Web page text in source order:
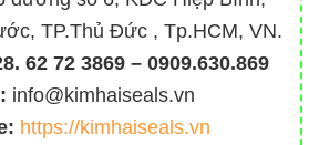
TP.Thủ Đức , Tp.HCM, VN.
62 72 3869 – 0909.630.869
info@kimhaiseals.vn
https://kimhaiseals.vn